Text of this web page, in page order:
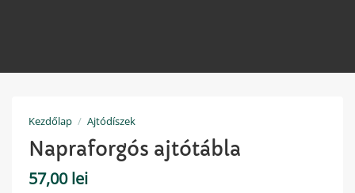
Kezdőlap / Ajtódíszek
Napraforgós ajtótábla
57,00lei